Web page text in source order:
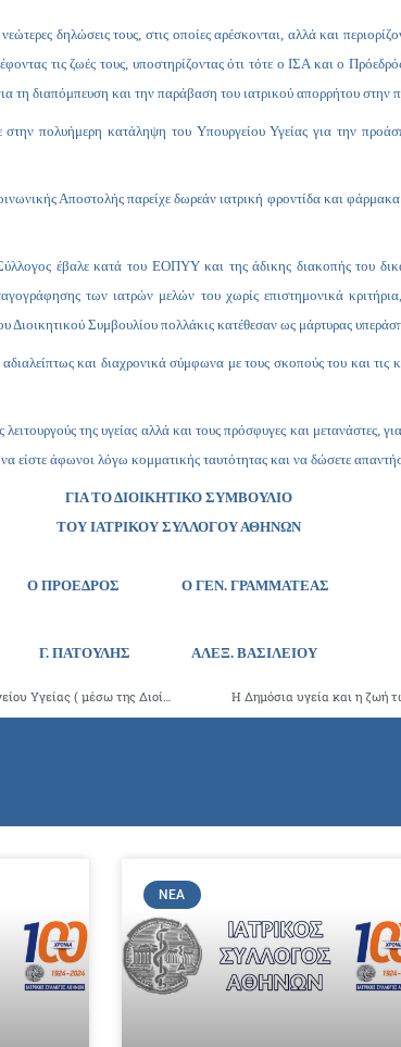
δηλώσεις τους, στις οποίες αρέσκονται, αλλά και
τις ζωές τους, υποστηρίζοντας ότι τότε ο ΙΣΑ και ο
τη διαπόμπευση και την παράβαση του ιατρικού απορρήτου στην
πολυήμερη κατάληψη του Υπουργείου Υγείας για την
Αποστολής παρείχε δωρεάν ιατρική φροντίδα και
έβαλε κατά του ΕΟΠΥΥ και της άδικης διακοπής του
των ιατρών μελών του χωρίς επιστημονικά
Διοικητικού Συμβουλίου πολλάκις κατέθεσαν ως μάρτυρας
και διαχρονικά σύμφωνα με τους σκοπούς του και
της υγείας αλλά και τους πρόσφυγες και μετανάστες,
είστε άφωνοι λόγω κομματικής ταυτότητας και να δώσετε
ΓΙΑ ΤΟ ΔΙΟΙΚΗΤΙΚΟ ΣΥΜΒΟΥΛΙΟ
ΤΟΥ ΙΑΤΡΙΚΟΥ ΣΥΛΛΟΓΟΥ ΑΘΗΝΩΝ
Ο ΠΡΟΕΔΡΟΣ Ο ΓΕΝ. ΓΡΑΜΜΑΤΕΑΣ
Γ. ΠΑΤΟΥΛΗΣ ΑΛΕΞ. ΒΑΣΙΛΕΙΟΥ
Δεν είδα, δεν άκουσα, δεν με αφορά Αυτή είναι η απάντηση του Υπουργείου Υγείας ( μέσω της Διοίκησης του Γ.Ν.Ν.Ιωνίας «Κωνσταντοπούλειο-Πατησίων» ) στο έγγραφο των Επιθεωρητών Υγείας για την «υγειονομική βόμβα» της οδού Χαλκίδος Η Δημόσια υγεία και η ζωή
ΝΈΑ